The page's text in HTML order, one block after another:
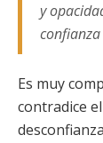
y
Es muy
contradice